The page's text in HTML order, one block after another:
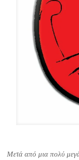
Μετά από μια πολύ